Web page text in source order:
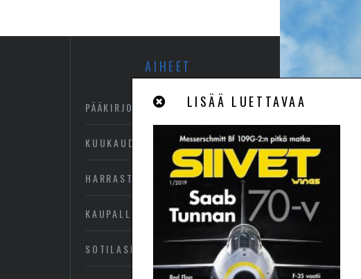
LISÄÄ LUETTAVAA
AIHEET
PÄÄKIRJOITUS
KUUKAUDEN KUVA
HARRASTEILMAILU
KAUPALLINEN ILMAILU
SOTILASILMAILU